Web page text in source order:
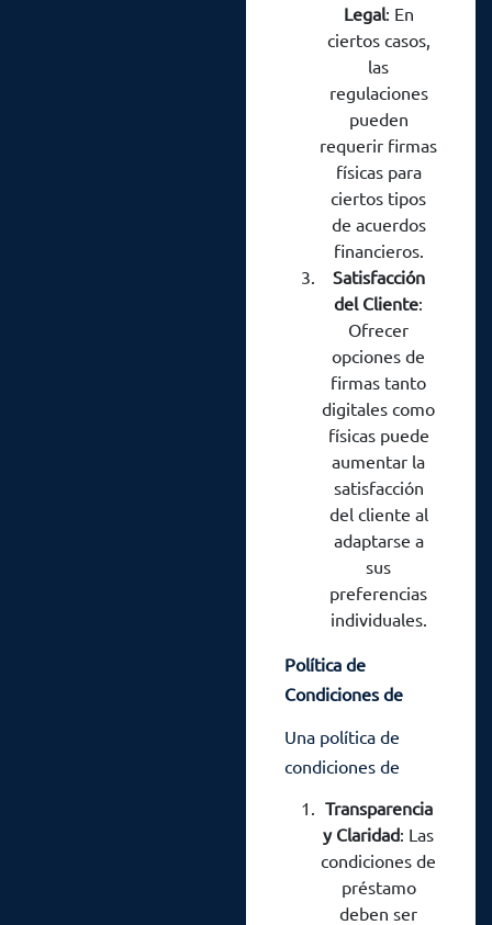
destacados de la
adopción de firmas
Legal: En
ciertos casos,
las
regulaciones
pueden
requerir firmas
físicas para
ciertos tipos
de acuerdos
financieros.
Satisfacción
del Cliente:
Ofrecer
opciones de
firmas tanto
digitales como
físicas puede
aumentar la
satisfacción
del cliente al
adaptarse a
sus
preferencias
individuales.
Política de
Condiciones de
de Decisiones
Una política de
condiciones de
transparente es
fundamental para
tomar decisiones
coherentes y
Transparencia
y Claridad: Las
condiciones de
préstamo
deben ser